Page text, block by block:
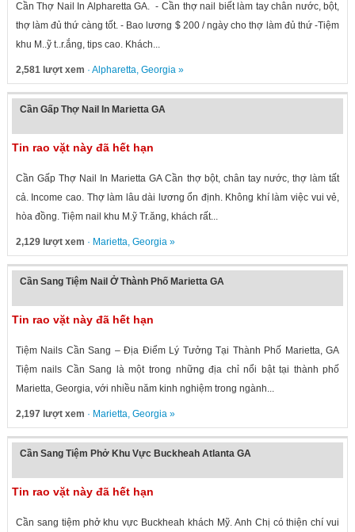
Cần Thợ Nail In Alpharetta GA. - Cần thợ nail biết làm tay chân nước, bột,
thợ làm đủ thứ càng tốt. - Bao lương $ 200 / ngày cho thợ làm đủ thứ -Tiệm
khu M..ỹ t..r.ắng, tips cao. Khách...
2,581 lượt xem · Alpharetta, Georgia»
Cần Gấp Thợ Nail In Marietta GA
Tin rao vặt này đã hết hạn
Cần Gấp Thợ Nail In Marietta GA Cần thợ bột, chân tay nước, thợ làm tất
cả. Income cao. Thợ làm lâu dài lương ổn định. Không khí làm việc vui vẻ,
hòa đồng. Tiệm nail khu M.ỹ Tr.ăng, khách rất...
2,129 lượt xem · Marietta, Georgia»
Cần Sang Tiệm Nail Ở Thành Phố Marietta GA
Tin rao vặt này đã hết hạn
Tiệm Nails Cần Sang – Địa Điểm Lý Tưởng Tại Thành Phố Marietta, GA
Tiệm nails Cần Sang là một trong những địa chỉ nổi bật tại thành phố
Marietta, Georgia, với nhiều năm kinh nghiệm trong ngành...
2,197 lượt xem · Marietta, Georgia»
Cần Sang Tiệm Phở Khu Vực Buckheah Atlanta GA
Tin rao vặt này đã hết hạn
Cần sang tiệm phở khu vực Buckheah khách Mỹ. Anh Chị có thiện chí vui